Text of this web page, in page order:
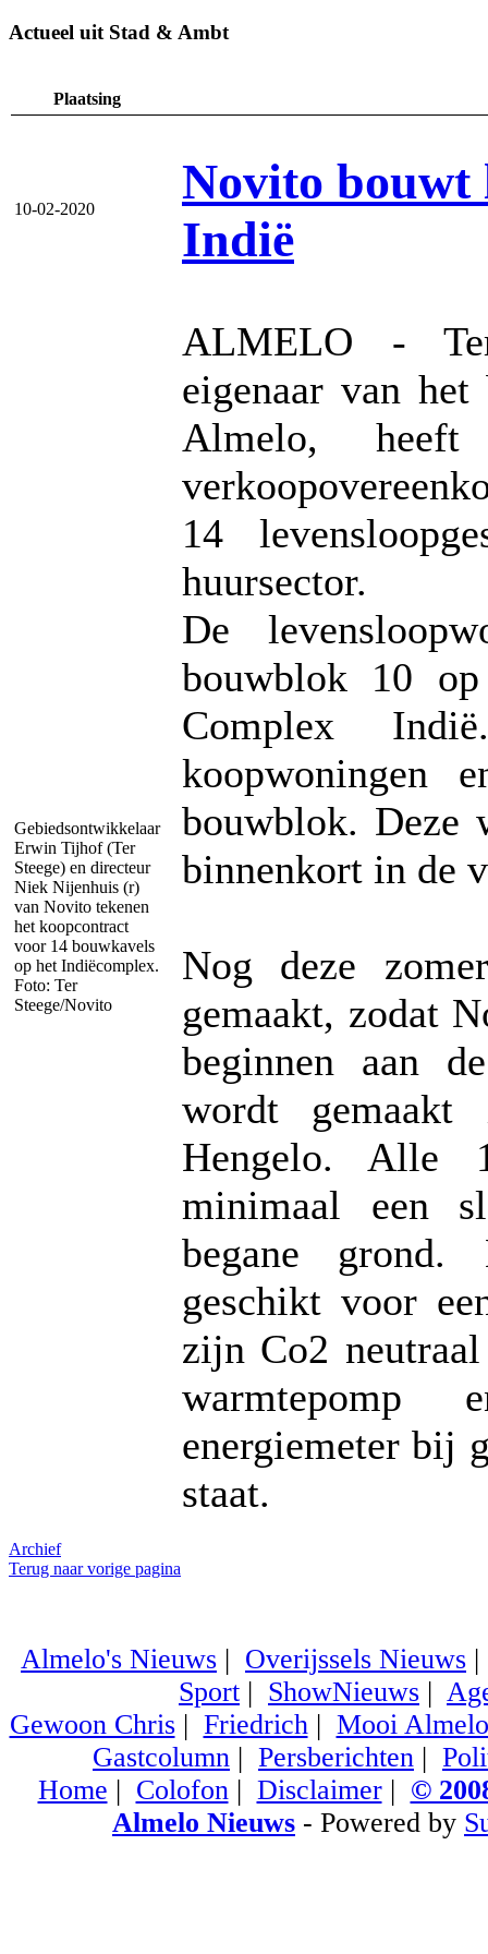
Actueel uit Stad & Ambt
Plaatsing
10-02-2020
Novito bouwt
Indië
Gebiedsontwikkelaar
Erwin Tijhof (Ter
Steege) en directeur
Niek Nijenhuis (r)
van Novito tekenen
het koopcontract
voor 14 bouwkavels
op het Indiëcomplex.
Foto: Ter
Steege/Novito
ALMELO - Ter
eigenaar van
Almelo,
14
huursector.
De
bouwblok 10
Complex
koopwoningen
bouwblok. Deze
binnenkort in de
Nog deze
gemaakt, zodat
beginnen aan
wordt
Hengelo. Alle
minimaal een
begane grond.
geschikt voor
zijn Co2
warmtepomp
energiemeter bij
staat.
Archief
Terug naar vorige pagina
Almelo's Nieuws | Overijssels Nieuws
Sport | ShowNieuws |
Gewoon Chris| Friedrich| Mooi Almelo
Gastcolumn | Persberichten |
Home | Colofon| Disclaimer| ©
Almelo Nieuws - Powered by